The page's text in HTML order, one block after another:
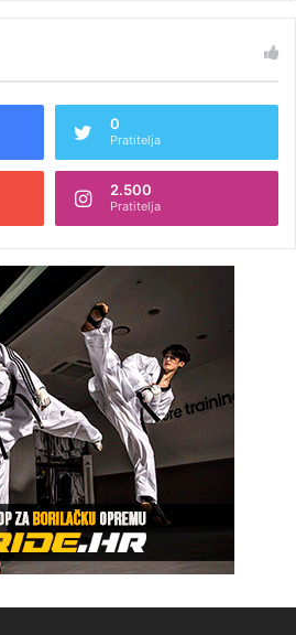
0
Pratitelja
2.500
Pratitelja